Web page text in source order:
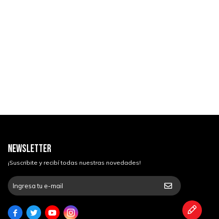
NEWSLETTER
¡Suscribite y recibí todas nuestras novedades!
   